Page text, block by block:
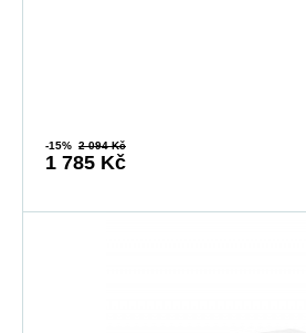
-15% 2 094 Kč
1 785 Kč